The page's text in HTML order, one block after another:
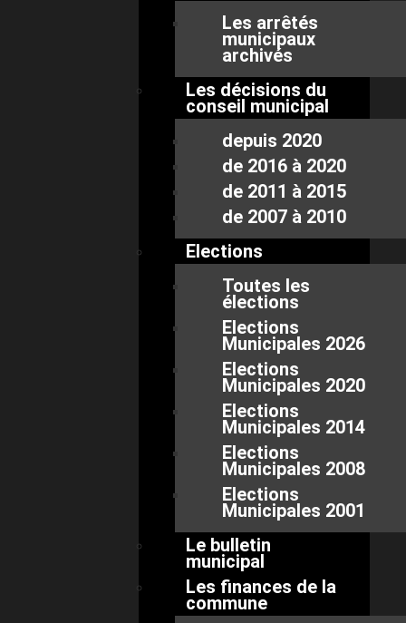
Les arrêtés
municipaux
archivés
Les décisions du
conseil municipal
depuis 2020
de 2016 à 2020
de 2011 à 2015
de 2007 à 2010
Elections
Toutes les
élections
Elections
Municipales 2026
Elections
Municipales 2020
Elections
Municipales 2014
Elections
Municipales 2008
Elections
Municipales 2001
Le bulletin
municipal
Les finances de la
commune